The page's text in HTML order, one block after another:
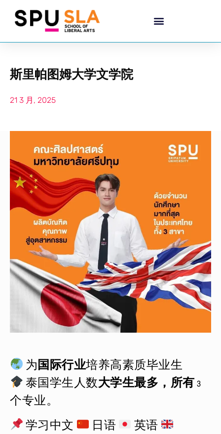
斯里帕图姆大学文学院
21 3 月, 2025
为 国际行业培养高素质毕业生
泰国学生人数大学生最多，所有3
个专业。
学习中文
日语
英语